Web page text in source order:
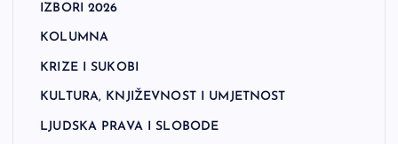
IZBORI 2026
KOLUMNA
KRIZE I SUKOBI
KULTURA, KNJIŽEVNOST I UMJETNOST
LJUDSKA PRAVA I SLOBODE